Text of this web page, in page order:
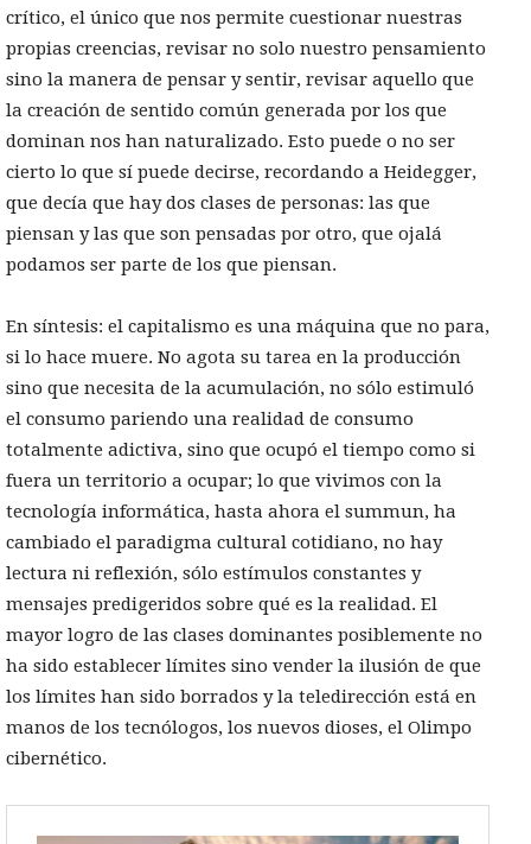
crítico, el único que nos permite cuestionar nuestras
propias creencias, revisar no solo nuestro pensamiento
sino la manera de pensar y sentir, revisar aquello que
la creación de sentido común generada por los que
dominan nos han naturalizado. Esto puede o no ser
cierto lo que sí puede decirse, recordando a Heidegger,
que decía que hay dos clases de personas: las que
piensan y las que son pensadas por otro, que ojalá
podamos ser parte de los que piensan.
En síntesis: el capitalismo es una máquina que no para,
si lo hace muere. No agota su tarea en la producción
sino que necesita de la acumulación, no sólo estimuló
el consumo pariendo una realidad de consumo
totalmente adictiva, sino que ocupó el tiempo como si
fuera un territorio a ocupar; lo que vivimos con la
tecnología informática, hasta ahora el summun, ha
cambiado el paradigma cultural cotidiano, no hay
lectura ni reflexión, sólo estímulos constantes y
mensajes predigeridos sobre qué es la realidad. El
mayor logro de las clases dominantes posiblemente no
ha sido establecer límites sino vender la ilusión de que
los límites han sido borrados y la teledirección está en
manos de los tecnólogos, los nuevos dioses, el Olimpo
cibernético.